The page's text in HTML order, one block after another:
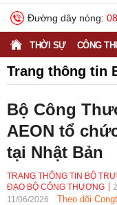
Đường dây nóng:
THỜI SỰ CÔNG
Trang thông tin
Bộ Công
AEON tổ
tại Nhật Bản
TRANG THÔNG TIN BỘ
ĐẠO BỘ CÔNG THƯƠNG
11/06/2026
Theo dõi